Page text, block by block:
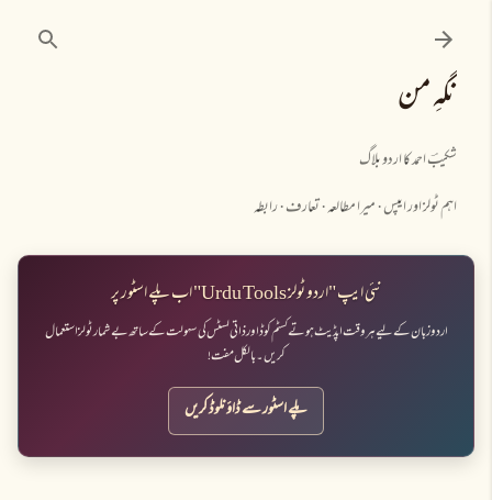
نگہِ من
شکیبؔ احمد کا اردو بلاگ
اہم ٹولز اور ایپس میرا مطالعہ تعارف رابطہ
نئی ایپ "اردو ٹولز Urdu Tools" اب پلے اسٹور پر
اردو زبان کے لیے ہر وقت اپڈیٹ ہوتے کسٹم کوڈ اور ذاتی لسٹس کی سہولت کے ساتھ بے شمار ٹولز استعمال
کریں۔ بالکل مفت!
پلے اسٹور سے ڈاؤنلوڈ کریں